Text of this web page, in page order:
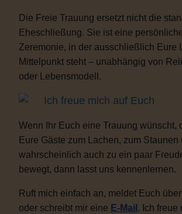
Die Freie Trauung ersetzt nicht die
Eheschließung. Sie ist eine
Zeremonie, in der ausschließlich Eure
Mittelpunkt steht – unabhängig von
oder Lebensmodell.
Ich freue mich auf Euch
Wenn Ihr Euch eine Trauung wünscht,
Eure Gäste zum Lachen, zum Staunen
wahrscheinlich auch zu ein paar
bewegt, dann lasst uns kennenlernen.
Ruft mich einfach an, meldet Euch
oder schreibt mir eine E-Mail . Ich freue